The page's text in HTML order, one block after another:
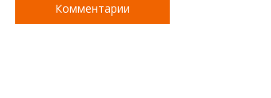
Комментарии